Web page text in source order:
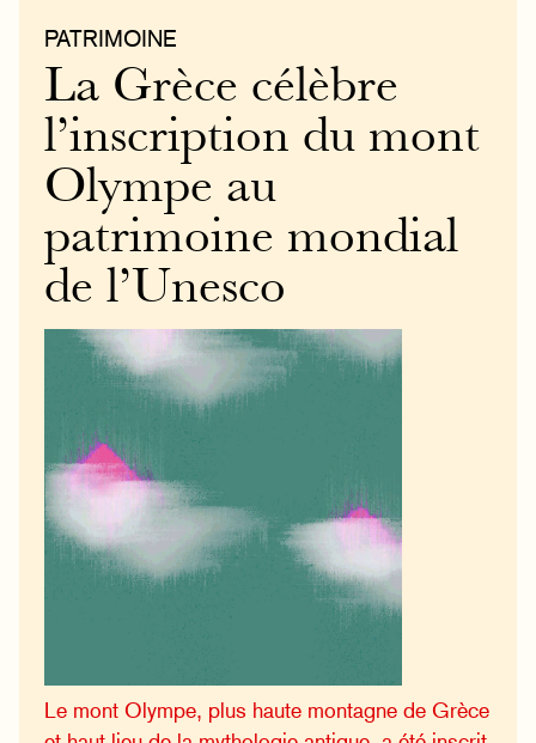
PATRIMOINE
La Grèce célèbre
l’inscription du mont
Olympe au
patrimoine mondial
de l’Unesco
Le mont Olympe, plus haute montagne de Grèce